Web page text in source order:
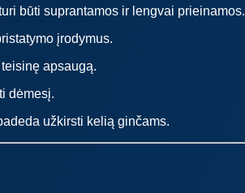
būti suprantamos ir lengvai prieinamos.
įrodymus.
apsaugą.
dėmesį.
užkirsti kelią ginčams.